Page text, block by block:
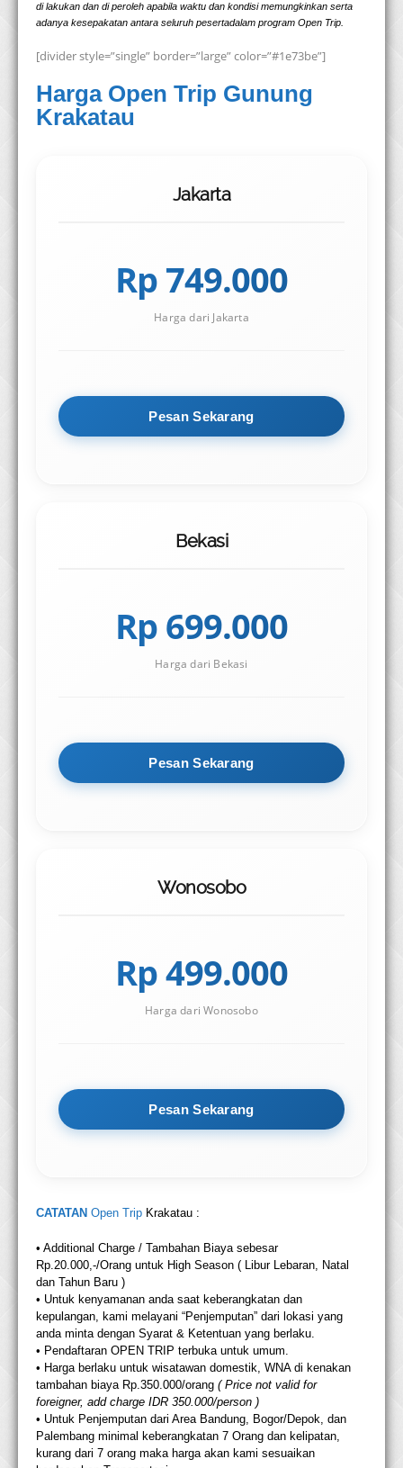
di lakukan dan di peroleh apabila waktu dan kondisi memungkinkan serta
adanya kesepakatan antara seluruh pesertadalam program Open Trip.
[divider style=”single” border=”large” color=”#1e73be”]
Harga Open Trip Gunung
Krakatau
Jakarta
Rp 749.000
Harga dari Jakarta
Pesan Sekarang
Bekasi
Rp 699.000
Harga dari Bekasi
Pesan Sekarang
Wonosobo
Rp 499.000
Harga dari Wonosobo
Pesan Sekarang
CATATAN Open Trip Krakatau :
• Additional Charge / Tambahan Biaya sebesar
Rp.20.000,-/Orang untuk High Season ( Libur Lebaran, Natal
dan Tahun Baru )
• Untuk kenyamanan anda saat keberangkatan dan
kepulangan, kami melayani “Penjemputan” dari lokasi yang
anda minta dengan Syarat & Ketentuan yang berlaku.
• Pendaftaran OPEN TRIP terbuka untuk umum.
• Harga berlaku untuk wisatawan domestik, WNA di kenakan
tambahan biaya Rp.350.000/orang ( Price not valid for
foreigner, add charge IDR 350.000/person )
• Untuk Penjemputan dari Area Bandung, Bogor/Depok, dan
Palembang minimal keberangkatan 7 Orang dan kelipatan,
kurang dari 7 orang maka harga akan kami sesuaikan